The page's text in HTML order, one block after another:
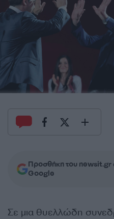
Προσθήκη του newsit.gr
Google
Σε μια θυελλώδη